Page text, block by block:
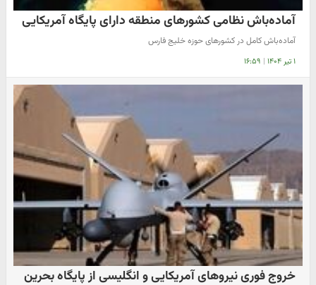
آماده‌باش نظامی کشورهای منطقه دارای پایگاه آمریکایی
آماده‌باش کامل در کشورهای حوزه خلیج فارس
۱ تیر ۱۴۰۴ | ۱۶:۵۹
خروج فوری نیروهای آمریکایی و انگلیسی از پایگاه بحرین